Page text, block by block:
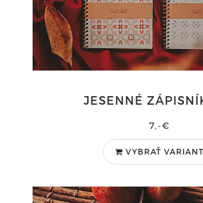
JESENNÉ
7,-€
VYBRAŤ VARIANT